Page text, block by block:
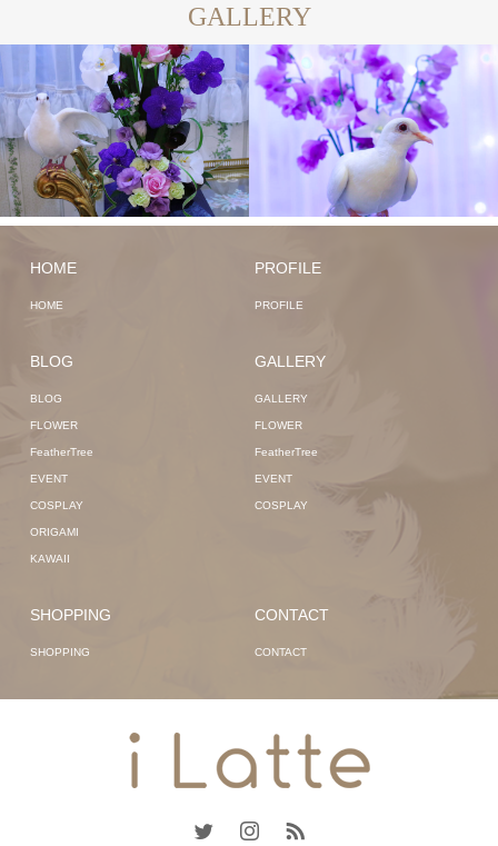
GALLERY
HOME
HOME
PROFILE
PROFILE
BLOG
BLOG
FLOWER
FeatherTree
EVENT
COSPLAY
ORIGAMI
KAWAII
GALLERY
GALLERY
FLOWER
FeatherTree
EVENT
COSPLAY
SHOPPING
SHOPPING
CONTACT
CONTACT